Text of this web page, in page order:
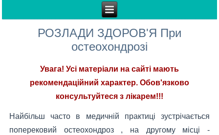
РОЗЛАДИ ЗДОРОВ'Я При
остеохондрозі
Увага! Усі матеріали на сайті мають
рекомендаційний характер. Обов'язково
консультуйтеся з лікарем!!!
Найбільш часто в медичній практиці зустрічається
поперековий остеохондроз , на другому місці -